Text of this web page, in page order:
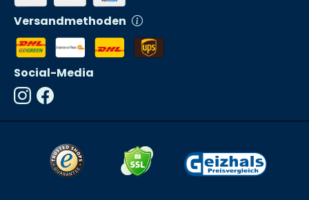
Versandmethoden
Social-Media